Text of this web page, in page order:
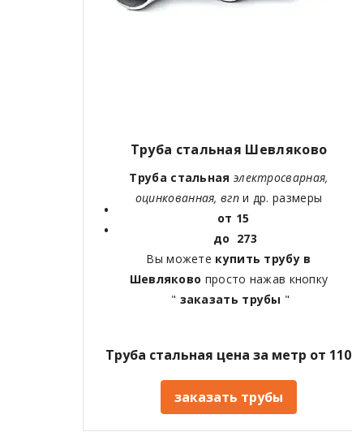
Труба стальная Шевляково
Труба стальная электросварная,
оцинкованная, вгпи др. размеры
от 15
до 273
Вы можете купить трубу в
Шевляково просто нажав кнопку
" заказать трубы "
Труба стальная цена за метр от 110
заказать трубы